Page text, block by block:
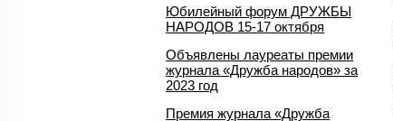
Юбилейный форум ДРУЖБЫ
НАРОДОВ 15-17 октября
Объявлены лауреаты премии
журнала «Дружба народов» за
2023 год
Премия журнала «Дружба